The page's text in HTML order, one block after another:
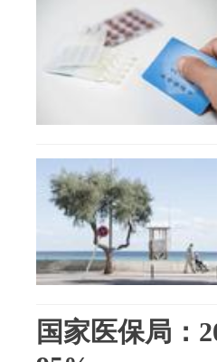
国家医保局：